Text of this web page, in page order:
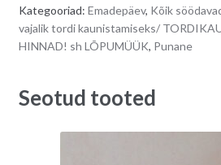
Kategooriad: Emadepäev, Kõik
vajalik tordi kaunistamiseks/
HINNAD! sh LÕPUMÜÜK, Punane
Seotud tooted